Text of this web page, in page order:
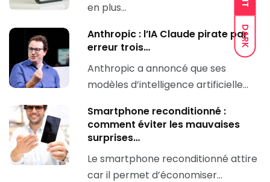
DARK
en plus…
Anthropic : l’IA Claude pirate par
erreur trois…
Anthropic a annoncé que ses
modèles d’intelligence artificielle…
Smartphone reconditionné :
comment éviter les mauvaises
surprises…
Le smartphone reconditionné attire
car il permet d’économiser…